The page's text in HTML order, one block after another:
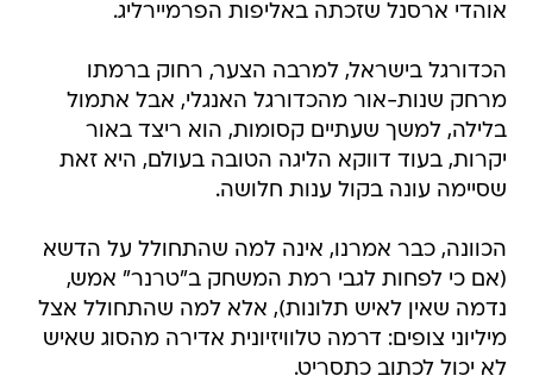
אוהדי ארסנל שזכתה באליפות הפרמיירליג.
הכדורגל בישראל, למרבה הצער, רחוק ברמתו
מרחק שנות-אור מהכדורגל האנגלי, אבל אתמול
בלילה, למשך שעתיים קסומות, הוא ריצד באור
יקרות, בעוד דווקא הליגה הטובה בעולם, היא זאת
שסיימה עונה בקול ענות חלושה.
הכוונה, כבר אמרנו, אינה למה שהתחולל על הדשא
(אם כי לפחות לגבי רמת המשחק ב"טרנר" אמש,
נדמה שאין לאיש תלונות), אלא למה שהתחולל אצל
מיליוני צופים: דרמה טלוויזיונית אדירה מהסוג שאיש
לא יכול לכתוב כתסריט.